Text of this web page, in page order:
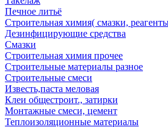
Печное литьё
Строительная химия( смазки,
Дезинфицирующие средства
Смазки
Строительная химия прочее
Строительные материалы разное
Строительные смеси
Известь,паста меловая
Клеи общестроит., затирки
Монтажные смеси, цемент
Теплоизоляционные материалы